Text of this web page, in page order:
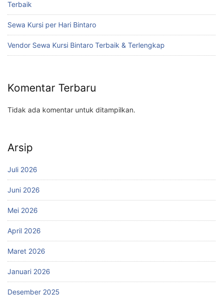
Terbaik
Sewa Kursi per Hari Bintaro
Vendor Sewa Kursi Bintaro Terbaik & Terlengkap
Komentar Terbaru
Tidak ada komentar untuk ditampilkan.
Arsip
Juli 2026
Juni 2026
Mei 2026
April 2026
Maret 2026
Januari 2026
Desember 2025